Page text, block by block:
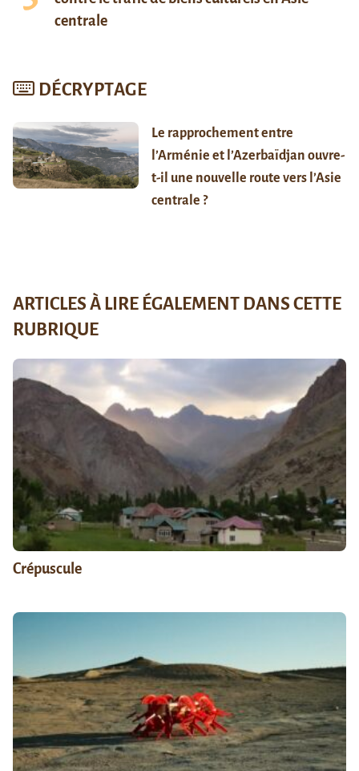
centrale
DÉCRYPTAGE
Le rapprochement entre
l’Arménie et l’Azerbaïdjan ouvre-
t-il une nouvelle route vers l’Asie
centrale ?
ARTICLES À LIRE ÉGALEMENT DANS CETTE
RUBRIQUE
Crépuscule